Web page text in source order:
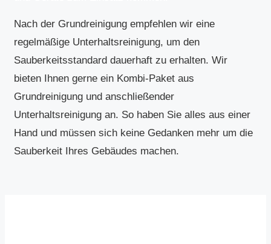
Nach der Grundreinigung empfehlen wir eine
regelmäßige Unterhaltsreinigung, um den
Sauberkeitsstandard dauerhaft zu erhalten. Wir
bieten Ihnen gerne ein Kombi-Paket aus
Grundreinigung und anschließender
Unterhaltsreinigung an. So haben Sie alles aus einer
Hand und müssen sich keine Gedanken mehr um die
Sauberkeit Ihres Gebäudes machen.